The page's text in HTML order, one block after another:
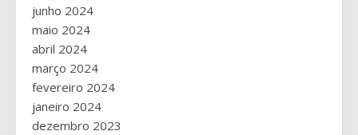
junho 2024
maio 2024
abril 2024
março 2024
fevereiro 2024
janeiro 2024
dezembro 2023